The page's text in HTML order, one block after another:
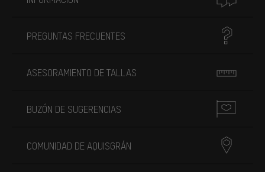
PREGUNTAS FRECUENTES
ASESORAMIENTO DE TALLAS
BUZÓN DE SUGERENCIAS
COMUNIDAD DE AQUISGRÁN